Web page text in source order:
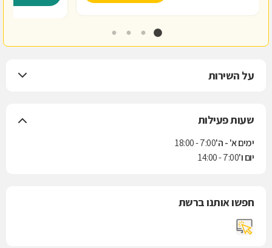
על השירות
שעות פעילות
ימים א' - ה'7:00 - 18:00
יום ו'7:00 - 14:00
חפשו אותנו ברשת